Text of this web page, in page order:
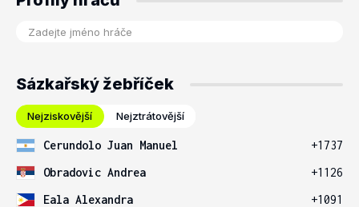
Sázkařský žebříček
Nejziskovější Nejztrátovější
Cerundolo Juan Manuel
+1737
Obradovic Andrea
+1126
Eala Alexandra
+1091